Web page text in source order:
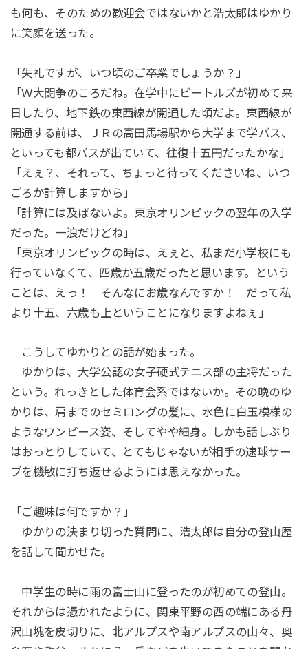
も何も、そのための歓迎会ではないかと浩太郎はゆかり
に笑顔を送った。
「失礼ですが、いつ頃のご卒業でしょうか？」
「Ｗ大闘争のころだね。在学中にビートルズが初めて来
日したり、地下鉄の東西線が開通した頃だよ。東西線が
開通する前は、ＪＲの高田馬場駅から大学まで学バス、
といっても都バスが出ていて、往復十五円だったかな」
「えぇ？、それって、ちょっと待ってくださいね、いつ
ごろか計算しますから」
「計算には及ばないよ。東京オリンピックの翌年の入学
だった。一浪だけどね」
「東京オリンピックの時は、えぇと、私まだ小学校にも
行っていなくて、四歳か五歳だったと思います。という
ことは、えっ！ そんなにお歳なんですか！ だって私
より十五、六歳も上ということになりますよねぇ」
こうしてゆかりとの話が始まった。
ゆかりは、大学公認の女子硬式テニス部の主将だった
という。れっきとした体育会系ではないか。その晩のゆ
かりは、肩までのセミロングの髪に、水色に白玉模様の
ようなワンピース姿、そしてやや細身。しかも話しぶり
はおっとりしていて、とてもじゃないが相手の速球サー
ブを機敏に打ち返せるようには思えなかった。
「ご趣味は何ですか？」
ゆかりの決まり切った質問に、浩太郎は自分の登山歴
を話して聞かせた。
中学生の時に雨の富士山に登ったのが初めての登山。
それからは憑かれたように、関東平野の西の端にある丹
沢山塊を皮切りに、北アルプスや南アルプスの山々、奥